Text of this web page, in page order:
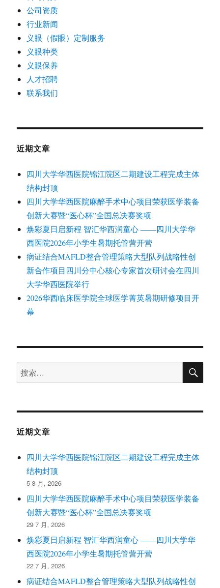
公司资质
行业新闻
义眼（假眼）定制服务
义眼种类
义眼保养
人才招聘
联系我们
近期文章
四川大学华西医院锦江院区二期建设工程完成主体
结构封顶
四川大学华西医院麻醉手术中心项目荣获医学装备
创新大赛暨“医心杯”全国总决赛奖项
焕彩夏日启新程 智汇华西润童心 ——四川大学华
西医院2026年小学生暑期托管营开营
病证结合MAFLD整合管理策略大型队列战略性创
新合作项目四川分中心核心专家首次研讨会在四川
大学华西医院举行
2026华西临床医学院全球医学菁英暑期研修项目开
幕
搜
索：
搜
近期文章
四川大学华西医院锦江院区二期建设工程完成主体
结构封顶
5 8 月, 2026
四川大学华西医院麻醉手术中心项目荣获医学装备
创新大赛暨“医心杯”全国总决赛奖项
29 7 月, 2026
焕彩夏日启新程 智汇华西润童心 ——四川大学华
西医院2026年小学生暑期托管营开营
22 7 月, 2026
病证结合MAFLD整合管理策略大型队列战略性创